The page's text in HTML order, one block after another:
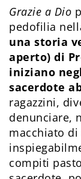
Grazie a Dio
pedofilia
una storia
aperto) di
iniziano
sacerdote
ragazzini,
denunciare,
macchiato
compiti